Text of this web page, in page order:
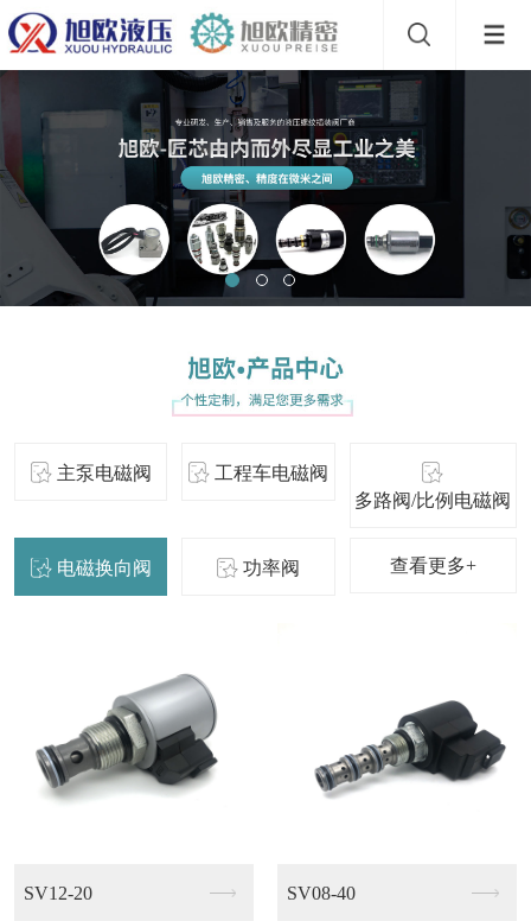
主泵电磁阀
工程车电磁阀
多路阀/比例电磁阀
电磁换向阀 功率阀 查看更多+
XO-Z0108 XO-Z0107